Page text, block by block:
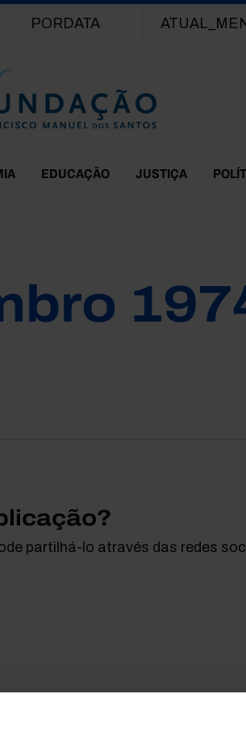
PORDATA
EDUCAÇÃO JUSTIÇA
partilhá-lo através das redes